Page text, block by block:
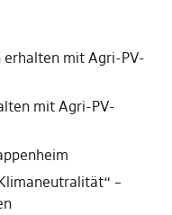
erhalten mit Agri-PV-
mit Agri-PV-
–